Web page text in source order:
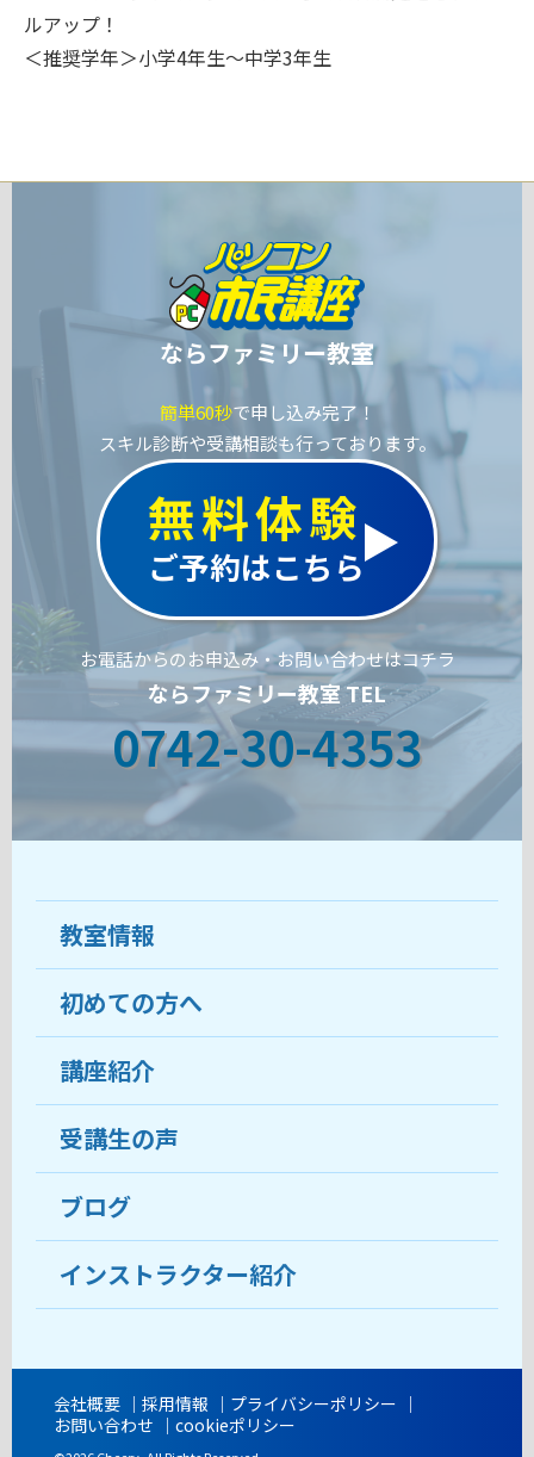
ルアップ！
＜推奨学年＞小学4年生～中学3年生
ならファミリー教室
簡単60秒で申し込み完了！
スキル診断や受講相談も行っております。
無料体験
ご予約はこちら
お電話からのお申込み・お問い合わせはコチラ
ならファミリー教室 TEL
0742-30-4353
教室情報
教室について
受講生の声
おすすめ・人気の講座
目的から講座を探す
教室ブログ
初めての方へ
ココがおすすめ
料金
受講までの流れ
よくあるご質問
講座紹介
受講生の声
ブログ
インストラクター紹介
会社概要 採用情報
プライバシーポリシー
お問い合わせ
cookieポリシー